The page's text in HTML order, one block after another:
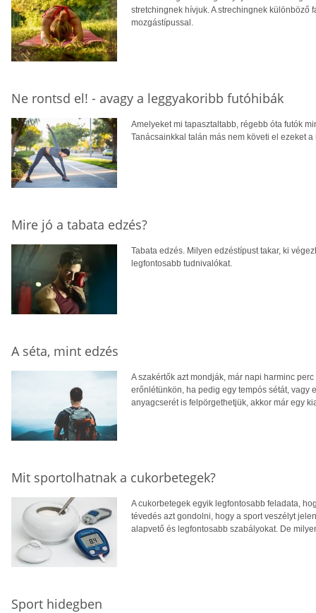
stretchingnek hívjuk. A strechingnek különböző
mozgástípussal.
Ne rontsd el! - avagy a leggyakoribb futóhibák
Amelyeket mi tapasztaltabb, régebb óta futók
Tanácsainkkal talán más nem követi el ezeket
Mire jó a tabata edzés?
Tabata edzés. Milyen edzéstípust takar, ki
legfontosabb tudnivalókat.
A séta, mint edzés
A szakértők azt mondják, már napi harminc
erőnlétünkön, ha pedig egy tempós sétát, vagy
anyagcserét is felpörgethetjük, akkor már egy
Mit sportolhatnak a cukorbetegek?
A cukorbetegek egyik legfontosabb feladata,
tévedés azt gondolni, hogy a sport veszélyt
alapvető és legfontosabb szabályokat. De
Sport hidegben